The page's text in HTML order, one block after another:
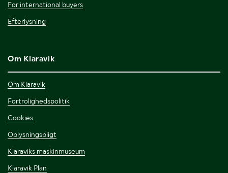
For international buyers
Efterlysning
Om Klaravik
Om Klaravik
Fortrolighedspolitik
Cookies
Oplysningspligt
Klaraviks maskinmuseum
Klaravik Plan